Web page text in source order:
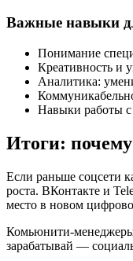
Важные навыки
Понимание
Креативность и
Аналитика:
Навыки работы
Итоги:
Если раньше соцсети
роста. ВКонтакте и
место в новом
Комьюнити-менеджеры
зарабатывай —